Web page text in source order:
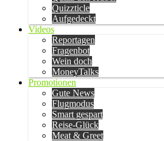
Quizzticle
Aufgedeckt
Videos
Reportagen
Fragenbot
Wein doch
MoneyTalks
Promotionen
Gute News
Flugmodus
Smart gespart
Reise-Glück
Meat & Greet